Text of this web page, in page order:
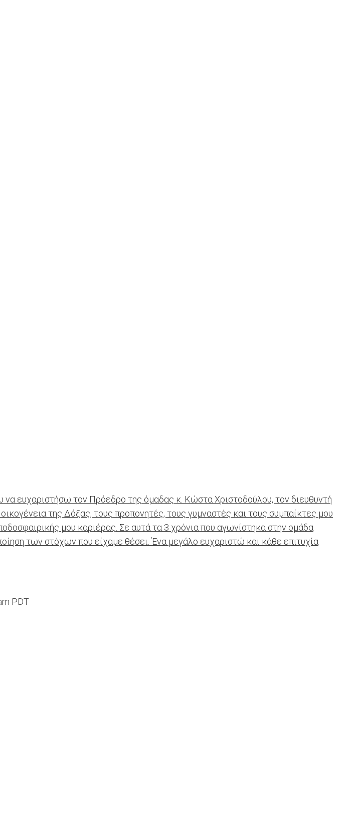
ευχαριστήσω τον Πρόεδρο της όμαδας κ. Κώστα Χριστοδούλου, τον διευθυντή
της Δόξας, τους προπονητές, τους γυμναστές και τους συμπαίκτες μου
μου καριέρας. Σε αυτά τα 3 χρόνια που αγωνίστηκα στην ομάδα
των στόχων που είχαμε θέσει. Ένα μεγάλο ευχαριστώ και κάθε επιτυχία
PDT